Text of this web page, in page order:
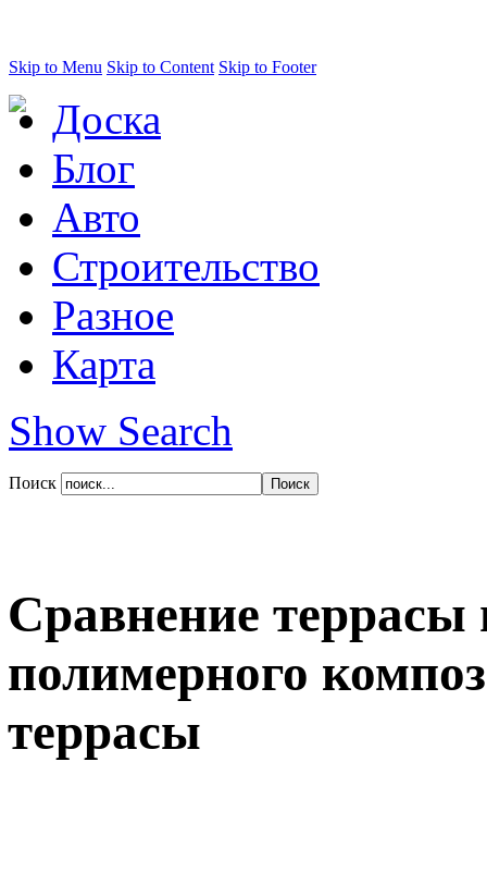
Skip to Menu Skip to Content Skip to Footer
Доска
Блог
Авто
Строительство
Разное
Карта
Show Search
Поиск
Сравнение террасы
полимерного
террасы